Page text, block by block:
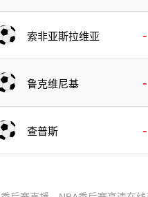
索非亚斯拉维亚 -
鲁克维尼基 -
查普斯 -